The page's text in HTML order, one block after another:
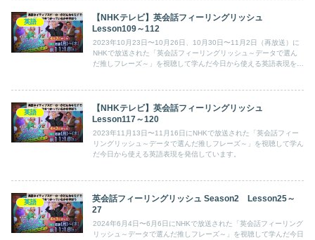
英語
【NHKテレビ】英会話フィーリングリッシュ
Lesson109～112
2023年10月23日〜10月26日、10月30日〜11月2日（再放送）に
NHKで放送された「英会話フィーリングリッシュ～データで選ん
だ推しフレーズ～」を視聴して学んだ今日から使える英語表現を発
英語
【NHKテレビ】英会話フィーリングリッシュ
Lesson117～120
2023年11月13日〜11月16日にNHKで放送された「英会話フィー
リングリッシュ～データで選んだ推しフレーズ～」を視聴して学ん
だ今日から使える英語表現を発信しています。
英語
英会話フィーリングリッシュ Season2 Lesson25～
27
2024年6月4日〜6月6日にNHKで放送された「英会話フィーリング
リッシュ～データで選んだ推しフレーズ～」を視聴して学んだ今日